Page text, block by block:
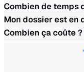
Combien de temps
Mon dossier est en
Combien ça coûte ?